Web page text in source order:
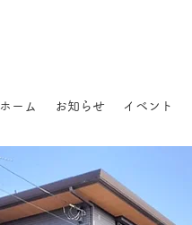
ホーム お知らせ イベント